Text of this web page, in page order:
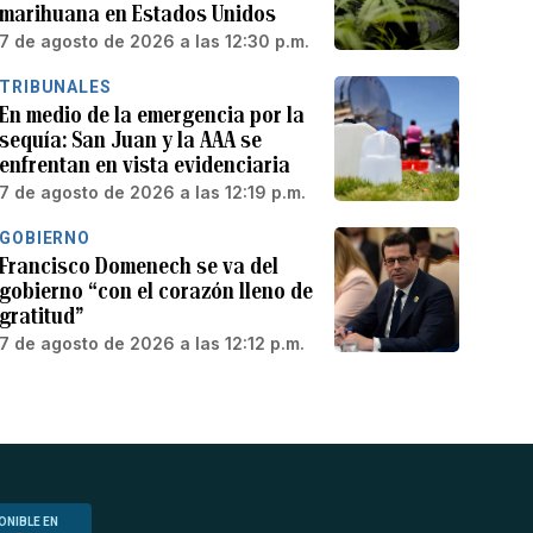
marihuana en Estados Unidos
7 de agosto de 2026 a las 12:30 p.m.
TRIBUNALES
En medio de la emergencia por la
sequía: San Juan y la AAA se
enfrentan en vista evidenciaria
7 de agosto de 2026 a las 12:19 p.m.
GOBIERNO
Francisco Domenech se va del
gobierno “con el corazón lleno de
gratitud”
7 de agosto de 2026 a las 12:12 p.m.
EN